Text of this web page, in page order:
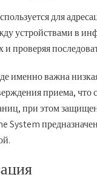
для
устройствами в
проверяя
именно важна
приема,
при этом